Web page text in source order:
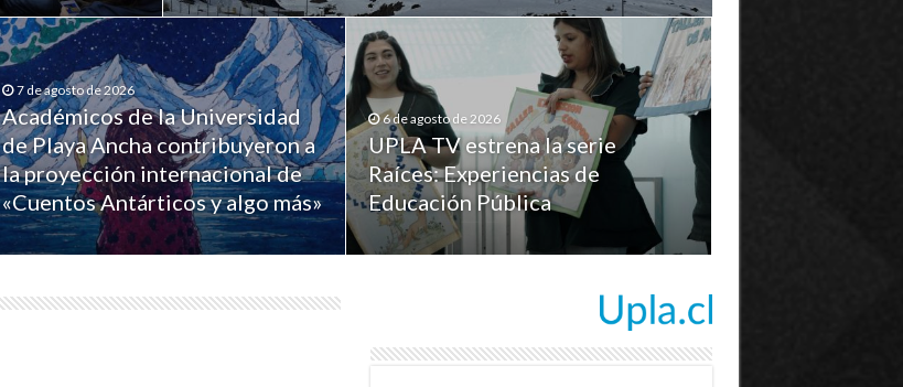
7 de agosto de 2026
Académicos de la Universidad
de Playa Ancha contribuyeron a
la proyección internacional de
«Cuentos Antárticos y algo más»
6 de agosto de 2026
UPLA TV estrena la serie
Raíces: Experiencias de
Educación Pública